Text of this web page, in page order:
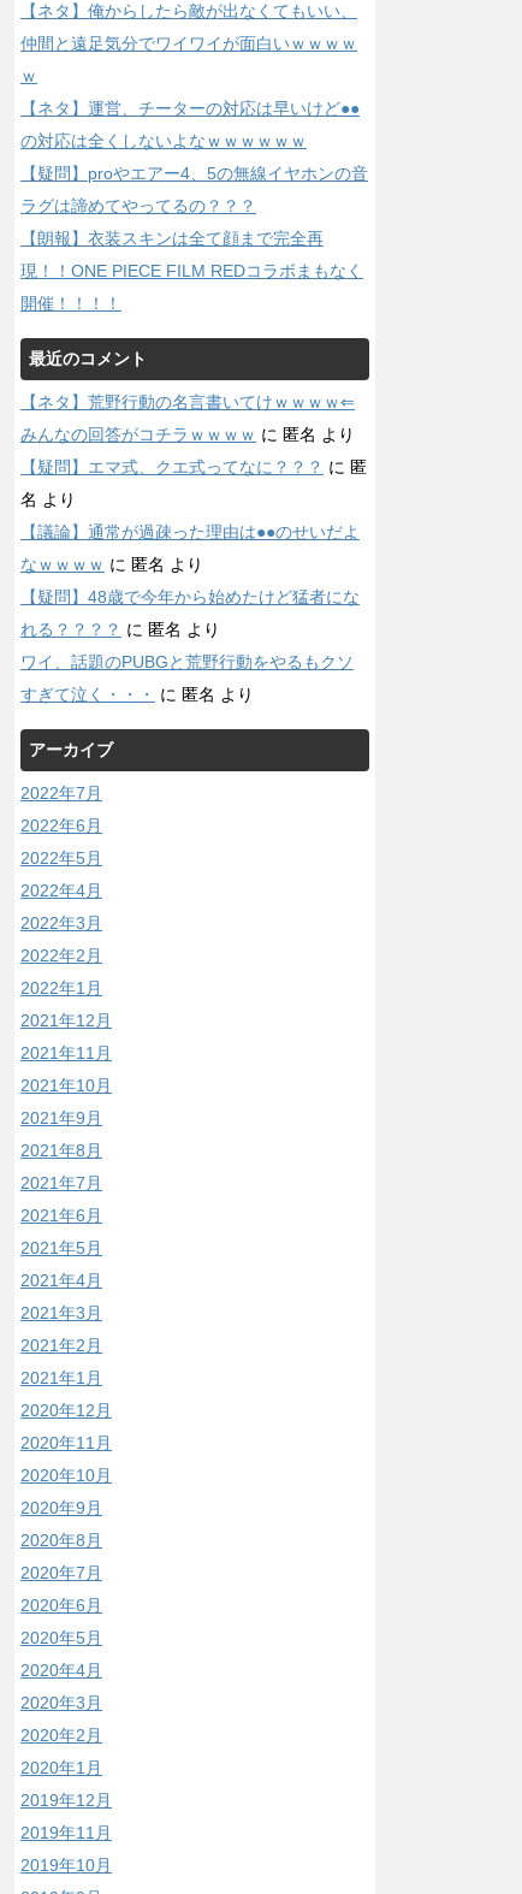
【ネタ】俺からしたら敵が出なくてもいい、
仲間と遠足気分でワイワイが面白いｗｗｗｗ
ｗ
【ネタ】運営、チーターの対応は早いけど●●
の対応は全くしないよなｗｗｗｗｗｗ
【疑問】proやエアー4、5の無線イヤホンの音
ラグは諦めてやってるの？？？
【朗報】衣装スキンは全て顔まで完全再
現！！ONE PIECE FILM REDコラボまもなく
開催！！！！
最近のコメント
【ネタ】荒野行動の名言書いてけｗｗｗｗ⇐
みんなの回答がコチラｗｗｗｗ に 匿名 より
【疑問】エマ式、クエ式ってなに？？？ に 匿
名 より
【議論】通常が過疎った理由は●●のせいだよ
なｗｗｗｗ に 匿名 より
【疑問】48歳で今年から始めたけど猛者にな
れる？？？？ に 匿名 より
ワイ、話題のPUBGと荒野行動をやるもクソ
すぎて泣く・・・
に 匿名 より
アーカイブ
2022年7月
2022年6月
2022年5月
2022年4月
2022年3月
2022年2月
2022年1月
2021年12月
2021年11月
2021年10月
2021年9月
2021年8月
2021年7月
2021年6月
2021年5月
2021年4月
2021年3月
2021年2月
2021年1月
2020年12月
2020年11月
2020年10月
2020年9月
2020年8月
2020年7月
2020年6月
2020年5月
2020年4月
2020年3月
2020年2月
2020年1月
2019年12月
2019年11月
2019年10月